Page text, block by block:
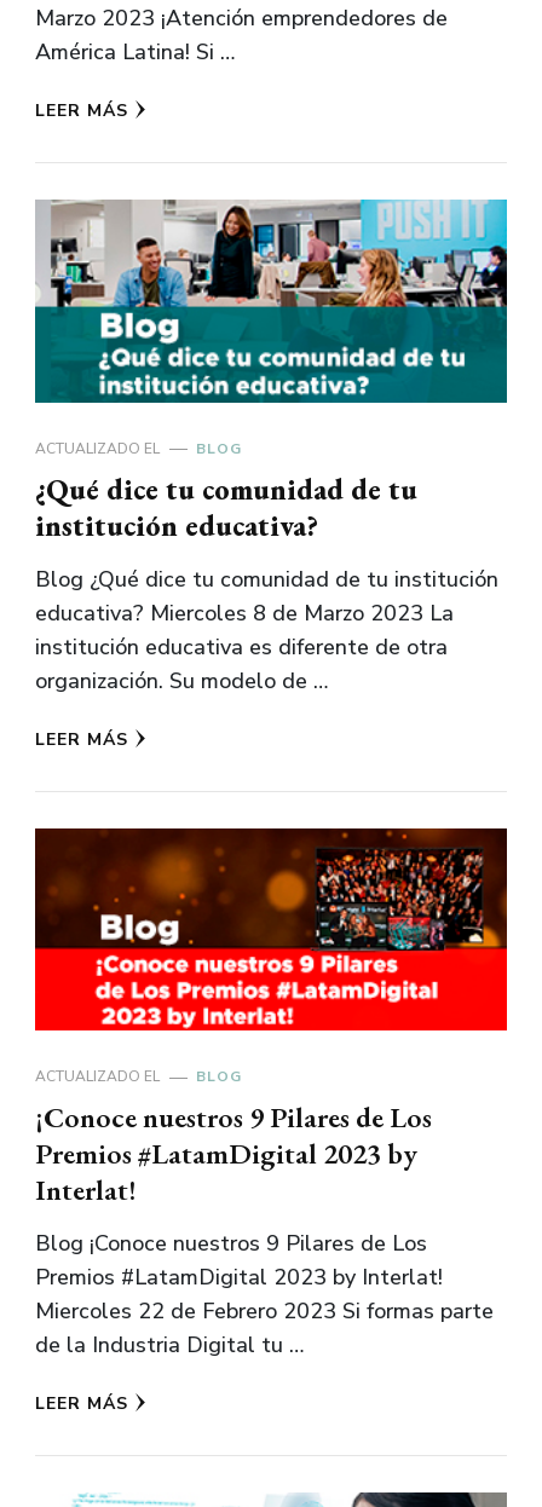
Marzo 2023 ¡Atención emprendedores de
América Latina! Si …
LEER MÁS
ACTUALIZADO EL BLOG
¿Qué dice tu comunidad de tu
institución educativa?
Blog ¿Qué dice tu comunidad de tu institución
educativa? Miercoles 8 de Marzo 2023 La
institución educativa es diferente de otra
organización. Su modelo de …
LEER MÁS
ACTUALIZADO EL BLOG
¡Conoce nuestros 9 Pilares de Los
Premios #LatamDigital 2023 by
Interlat!
Blog ¡Conoce nuestros 9 Pilares de Los
Premios #LatamDigital 2023 by Interlat!
Miercoles 22 de Febrero 2023 Si formas parte
de la Industria Digital tu …
LEER MÁS